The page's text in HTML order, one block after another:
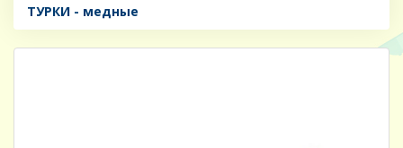
ТУРКИ - медные